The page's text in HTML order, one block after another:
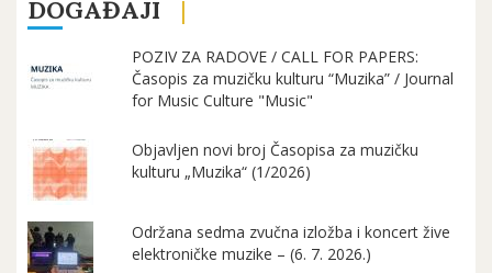
DOGAĐAJI
POZIV ZA RADOVE / CALL FOR PAPERS:
Časopis za muzičku kulturu “Muzika” / Journal
for Music Culture "Music"
Objavljen novi broj Časopisa za muzičku
kulturu „Muzika“ (1/2026)
Održana sedma zvučna izložba i koncert žive
elektroničke muzike – (6. 7. 2026.)